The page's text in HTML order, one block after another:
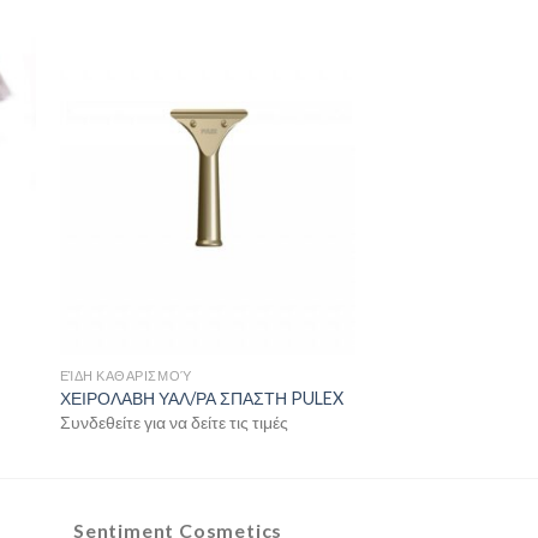
ΕΊΔΗ ΚΑΘΑΡΙΣΜΟΎ
ΧΕΙΡΟΛΑΒΗ ΥΑΛ/ΡΑ ΣΠΑΣΤΗ PULEX
Συνδεθείτε για να δείτε τις τιμές
Sentiment Cosmetics